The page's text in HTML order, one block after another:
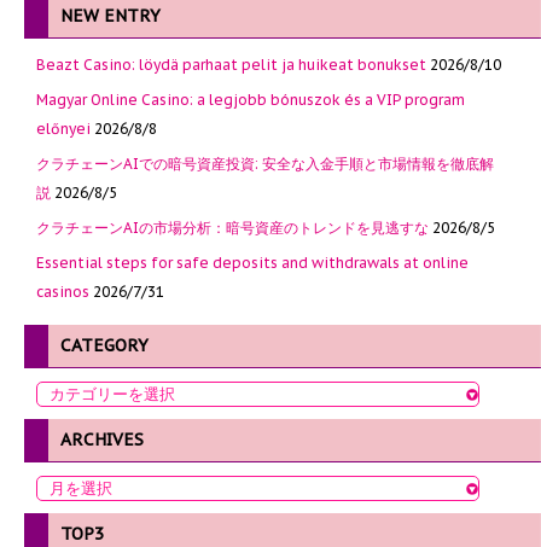
NEW ENTRY
Beazt Casino: löydä parhaat pelit ja huikeat bonukset 2026/8/10
Magyar Online Casino: a legjobb bónuszok és a VIP program
előnyei 2026/8/8
クラチェーンAIでの暗号資産投資: 安全な入金手順と市場情報を徹底解
説 2026/8/5
クラチェーンAIの市場分析：暗号資産のトレンドを見逃すな 2026/8/5
Essential steps for safe deposits and withdrawals at online
casinos 2026/7/31
CATEGORY
ARCHIVES
TOP3